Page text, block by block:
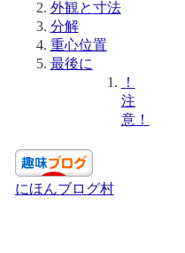
外観と寸法
分解
重心位置
最後に
！
注
意！
にほんブログ村